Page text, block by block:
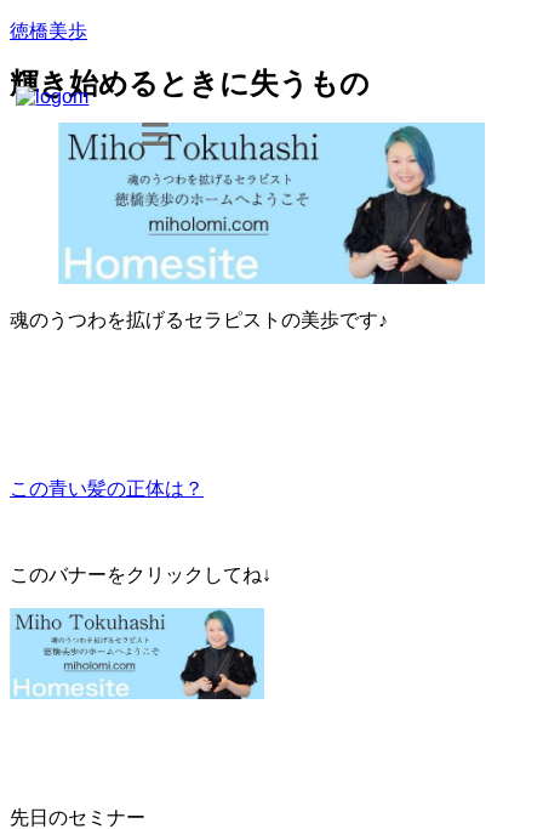
徳橋美歩
輝き始めるときに失うもの
魂のうつわを拡げるセラピストの美歩です♪
この青い髪の正体は？
このバナーをクリックしてね↓
先日のセミナー